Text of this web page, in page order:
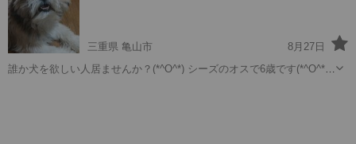
た。 ...
三重県 亀山市
8月27日
誰か犬を欲しい人居ませんか？(*^O^*) シーズのオスで6歳です(*^O^*)